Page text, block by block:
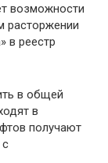
возможности
расторжении
в реестр
в общей
в
получают